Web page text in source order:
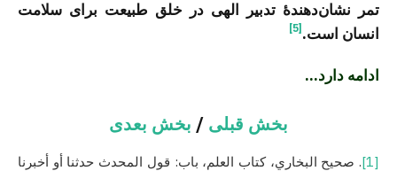
تمر نشان‌دهندۀ تدبیر الهی در خلق طبیعت برای سلامت
انسان است. [5]
ادامه دارد…
بخش قبلی / بخش بعدی
[1]
. صحيح البخاري، كتاب العلم، باب: قول المحدث حدثنا أو أخبرنا